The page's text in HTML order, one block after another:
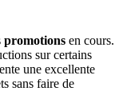
promotions en cours.
sur certains
une excellente
sans faire de